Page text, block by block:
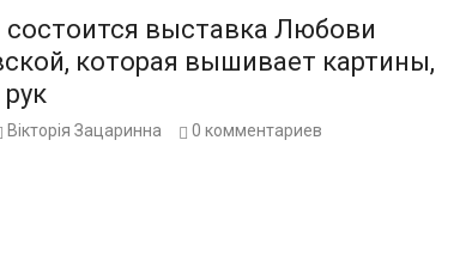
состоится выставка Любови
которая вышивает картины,
Вікторія Зацаринна 0 комментариев